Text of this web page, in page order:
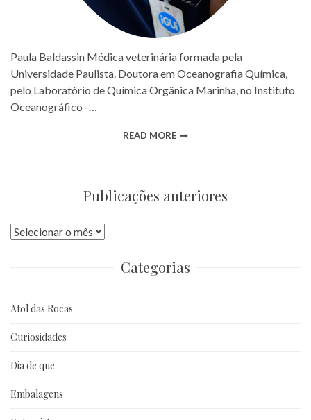
Paula Baldassin Médica veterinária formada pela
Universidade Paulista. Doutora em Oceanografia Química,
pelo Laboratório de Química Orgânica Marinha, no Instituto
Oceanográfico -…
READ MORE
Publicações anteriores
Publicações
Categorias
Atol das Rocas
Curiosidades
Dia de que
Embalagens